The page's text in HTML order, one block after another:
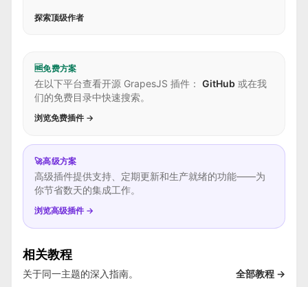
探索顶级作者
🆓免费方案
在以下平台查看开源 GrapesJS 插件： GitHub 或在我
们的免费目录中快速搜索。
浏览免费插件 →
🚀高级方案
高级插件提供支持、定期更新和生产就绪的功能——为
你节省数天的集成工作。
浏览高级插件 →
相关教程
关于同一主题的深入指南。 全部教程 →